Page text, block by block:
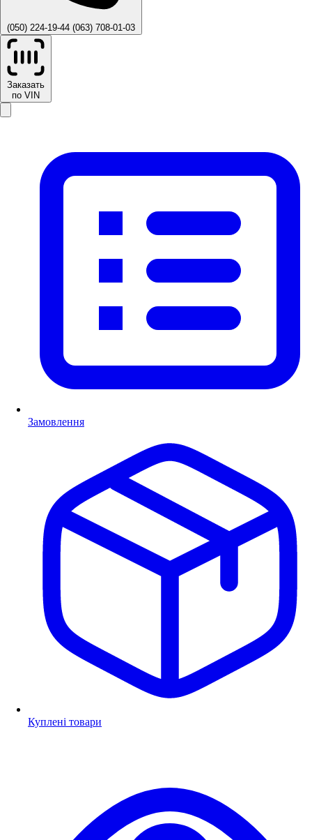
(050) 224-19-44 (063) 708-01-03
Заказать
по VIN
Замовлення
Куплені товари